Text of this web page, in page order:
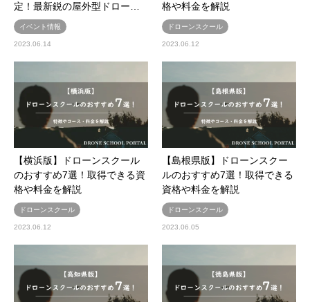
定！最新鋭の屋外型ドロー…
イベント情報
2023.06.14
格や料金を解説
ドローンスクール
2023.06.12
【横浜版】ドローンスクール
のおすすめ7選！取得できる資
格や料金を解説
ドローンスクール
2023.06.12
【島根県版】ドローンスクー
ルのおすすめ7選！取得できる
資格や料金を解説
ドローンスクール
2023.06.05